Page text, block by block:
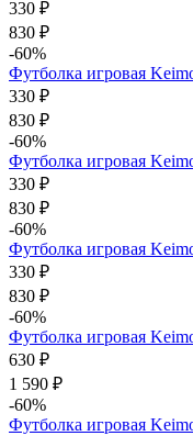
330 ₽
830 ₽
-60%
Футболка игровая
330 ₽
830 ₽
-60%
Футболка игровая
330 ₽
830 ₽
-60%
Футболка игровая
330 ₽
830 ₽
-60%
Футболка игровая
630 ₽
1 590 ₽
-60%
Футболка игровая